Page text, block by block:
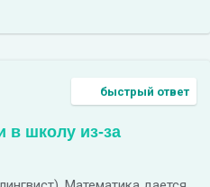
быстрый ответ
в школу из-за